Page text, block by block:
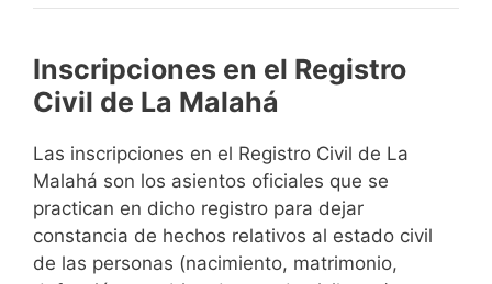
Inscripciones en el Registro
Civil de La Malahá
Las inscripciones en el Registro Civil de La
Malahá son los asientos oficiales que se
practican en dicho registro para dejar
constancia de hechos relativos al estado civil
de las personas (nacimiento, matrimonio,